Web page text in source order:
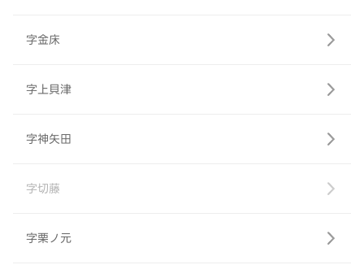
字金床
字上貝津
字神矢田
字切藤
字栗ノ元